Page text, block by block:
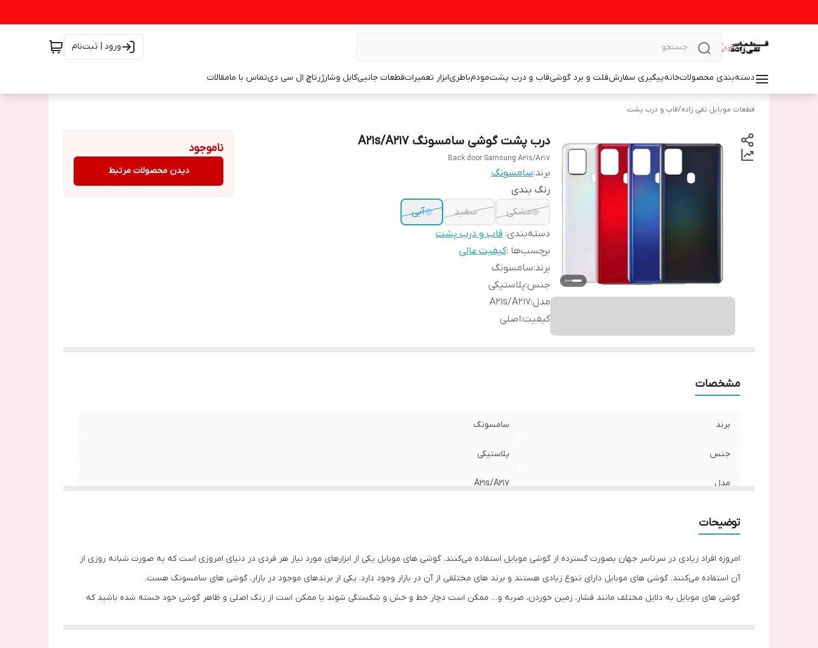
ورود | ثبت‌نام
دسته‌بندی محصولاتخانهپیگیری سفارشفلت و برد گوشیقاب و درب پشتمودمباطریابزار تعمیراتقطعات جانبیکابل وشارژرتاچ ال سی دیتماس با مامقالات
قطعات موبایل تقی زاده/قاب و درب پشت
درب پشت گوشی سامسونگ A21s/A217
Back door Samsung A21s/A217
برند:سامسونگ
رنگ بندی
مشکی
سفید
آبی
دسته‌بندی: قاب و درب پشت
برچسب‌ها :کیفیت عالی
برند:سامسونگ
جنس:پلاستیکی
مدل:
A21s/A217
کیفیت:اصلی
ناموجود
دیدن محصولات مرتبط
مشخصات
برند سامسونگ
جنس پلاستیکی
مدل A21s/A217
توضیحات
امروزه افراد زیادی در سرتاسر جهان بصورت گسترده از گوشی موبایل استفاده می‌کنند. گوشی‌ های موبایل یکی از ابزارهای مورد نیاز هر فردی در دنیای امروزی است که به صورت شبانه روزی از
آن استفاده می‌کنند. گوشی های موبایل دارای تنوع زیادی هستند و برند های مختلفی از آن در بازار وجود دارد. یکی از برندهای موجود در بازار، گوشی های سامسونگ هست.
گوشی‌ های موبایل به دلایل مختلف مانند فشار، زمین خوردن، ضربه و… ممکن است دچار خط و خش و شکستگی شوند یا ممکن است از رنگ اصلی و ظاهر گوشی خود خسته شده باشید که